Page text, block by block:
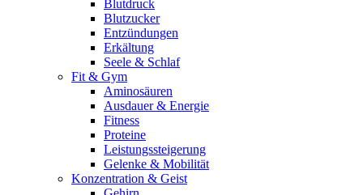
Blutdruck
Blutzucker
Entzündungen
Erkältung
Seele & Schlaf
Fit & Gym
Aminosäuren
Ausdauer & Energie
Fitness
Proteine
Leistungssteigerung
Gelenke & Mobilität
Konzentration & Geist